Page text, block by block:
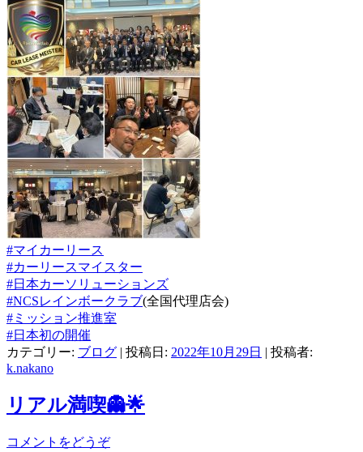
#マイカーリース
#カーリースマイスター
#日本カーソリューションズ
#NCSレインボークラブ(全国代理店会)
#ミッション推進室
#日本初の開催
カテゴリー: ブログ | 投稿日: 2022年10月29日 | 投稿者:
k.nakano
リアル満喫👻🌟
コメントをどうぞ